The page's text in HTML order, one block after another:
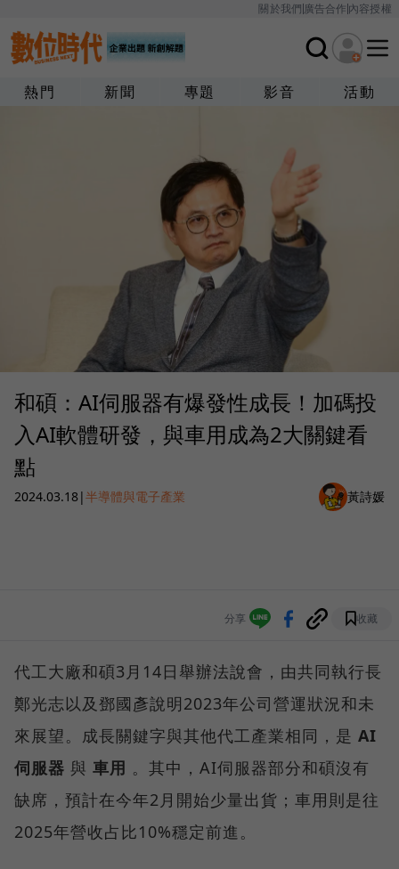
關於我們廣告合作內容授權
熱門 新聞 專題 影音 活動
和碩：AI伺服器有爆發性成長！加碼投
入AI軟體研發，與車用成為2大關鍵看
點
2024.03.18|半導體與電子產業 黃詩媛
分享 收藏
代工大廠和碩3月14日舉辦法說會，由共同執行長
鄭光志以及鄧國彥說明2023年公司營運狀況和未
來展望。成長關鍵字與其他代工產業相同，是 AI
伺服器 與 車用 。其中，AI伺服器部分和碩沒有
缺席，預計在今年2月開始少量出貨；車用則是往
2025年營收占比10%穩定前進。